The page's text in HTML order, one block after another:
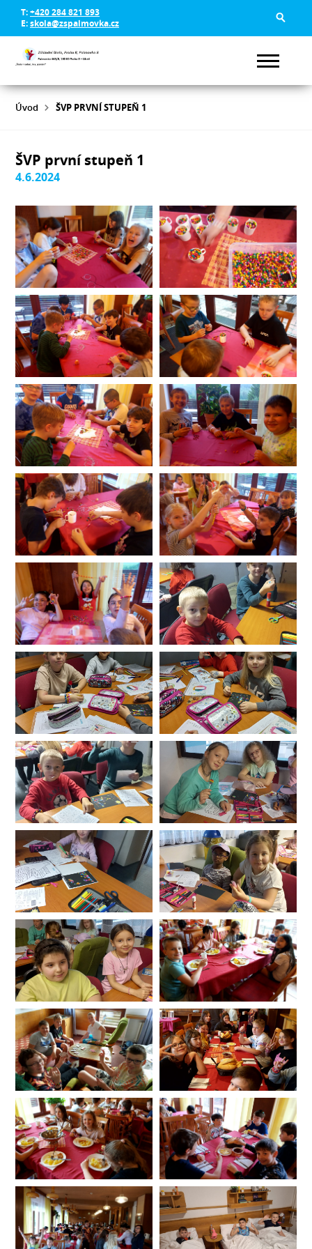
T:+420 284 821 893
E:skola@zspalmovka.cz
Úvod ŠVP PRVNÍ STUPEŇ 1
ŠVP první stupeň 1
4.6.2024